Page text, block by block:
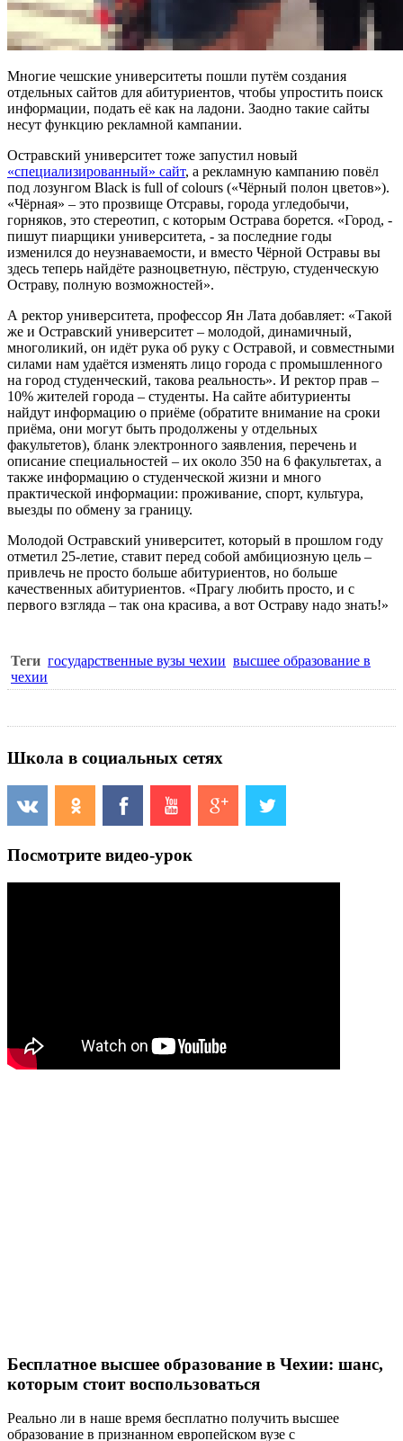
Многие чешские университеты пошли путём создания
отдельных сайтов для абитуриентов, чтобы упростить поиск
информации, подать её как на ладони. Заодно такие сайты
несут функцию рекламной кампании.
Остравский университет тоже запустил новый
«специализированный» сайт, а рекламную кампанию повёл
под лозунгом Black is full of colours («Чёрный полон цветов»).
«Чёрная» – это прозвище Отсравы, города угледобычи,
горняков, это стереотип, с которым Острава борется. «Город, -
пишут пиарщики университета, - за последние годы
изменился до неузнаваемости, и вместо Чёрной Остравы вы
здесь теперь найдёте разноцветную, пёструю, студенческую
Остраву, полную возможностей».
А ректор университета, профессор Ян Лата добавляет: «Такой
же и Остравский университет – молодой, динамичный,
многоликий, он идёт рука об руку с Остравой, и совместными
силами нам удаётся изменять лицо города с промышленного
на город студенческий, такова реальность». И ректор прав –
10% жителей города – студенты. На сайте абитуриенты
найдут информацию о приёме (обратите внимание на сроки
приёма, они могут быть продолжены у отдельных
факультетов), бланк электронного заявления, перечень и
описание специальностей – их около 350 на 6 факультетах, а
также информацию о студенческой жизни и много
практической информации: проживание, спорт, культура,
выезды по обмену за границу.
Молодой Остравский университет, который в прошлом году
отметил 25-летие, ставит перед собой амбициозную цель –
привлечь не просто больше абитуриентов, но больше
качественных абитуриентов. «Прагу любить просто, и с
первого взгляда – так она красива, а вот Остраву надо знать!»
Теги государственные вузы чехии высшее образование в
чехии
Школа в социальных сетях
Посмотрите видео-урок
Бесплатное высшее образование в Чехии: шанс,
которым стоит воспользоваться
Реально ли в наше время бесплатно получить высшее
образование в признанном европейском вузе с